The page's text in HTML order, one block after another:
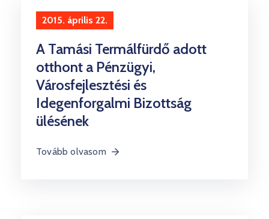
2015. április 22.
A Tamási Termálfürdő adott
otthont a Pénzügyi,
Városfejlesztési és
Idegenforgalmi Bizottság
ülésének
Tovább olvasom